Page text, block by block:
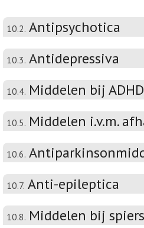
10.2. Antipsychotica
10.3. Antidepressiva
10.4. Middelen bij
10.5. Middelen i.v.m.
10.6.
10.7. Anti-epileptica
10.8. Middelen bij